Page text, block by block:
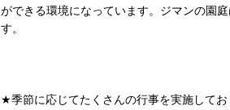
ができる環境になっています。ジマンの園
す。
★季節に応じてたくさんの行事を実施して